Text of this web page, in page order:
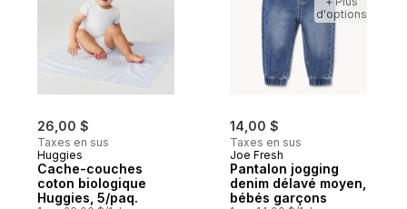
26,00 $
Taxes en sus
Huggies
Cache-couches
coton biologique
Huggies, 5/paq.
14,00 $
Taxes en sus
Joe Fresh
Pantalon jogging
denim délavé moyen,
bébés garçons
d'options